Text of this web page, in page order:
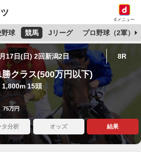
dメニュー
野球 競馬 Jリーグ プロ野球（2軍）
17日(日) 2回新潟2日 8R
クラス(500万円以下)
1,800m 15頭
75万円
タ分析 オッズ 結果